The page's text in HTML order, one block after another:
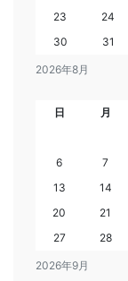
2026年8月
23
24
30
31
2026年9月
日 月
6
7
13
14
20
21
27
28